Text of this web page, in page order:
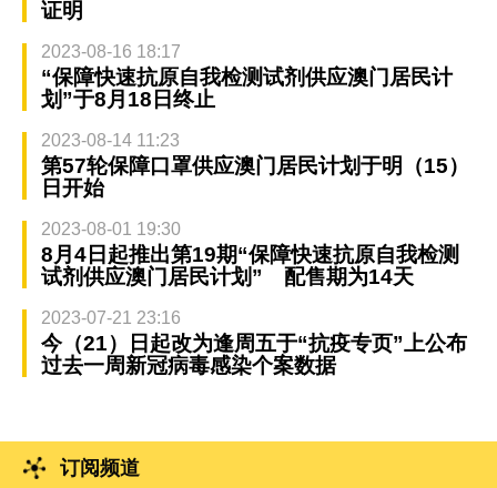
证明
2023-08-16 18:17
“保障快速抗原自我检测试剂供应澳门居民计
划”于8月18日终止
2023-08-14 11:23
第57轮保障口罩供应澳门居民计划于明（15）
日开始
2023-08-01 19:30
8月4日起推出第19期“保障快速抗原自我检测
试剂供应澳门居民计划” 配售期为14天
2023-07-21 23:16
今（21）日起改为逢周五于“抗疫专页”上公布
过去一周新冠病毒感染个案数据
订阅频道